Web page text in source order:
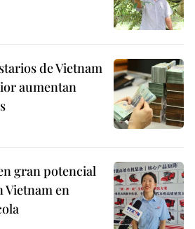
de Vietnam
aumentan
gran potencial
Vietnam en